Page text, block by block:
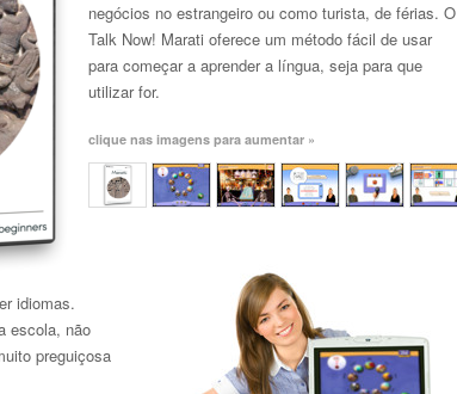
negócios no estrangeiro ou como turista, de férias. O
Talk Now! Marati oferece um método fácil de usar
para começar a aprender a língua, seja para que
utilizar for.
clique nas imagens para aumentar »
idiomas.
escola, não
preguiçosa